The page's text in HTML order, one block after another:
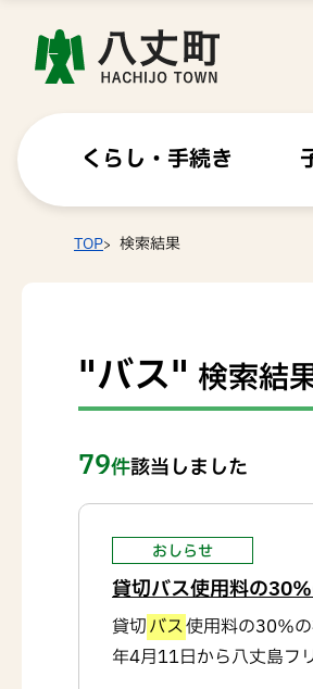
くらし・手続き
TOP 検索結果
"バス" 検索結
79件該当しました
おしらせ
貸切バス使用料の30
貸切バス使用料の30％
年4月11日から八丈島フ